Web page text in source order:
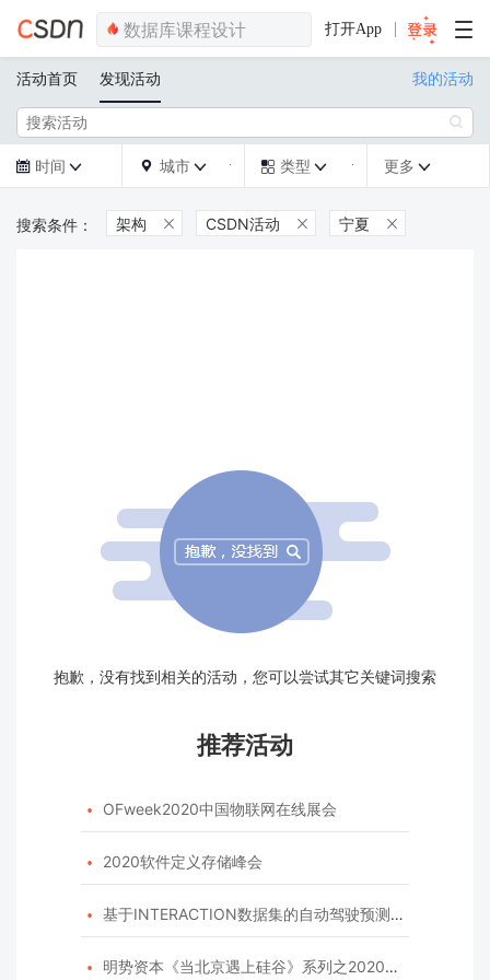
打开App
活动首页 发现活动 我的活动

 时间   城市   类型  更多 
架构  CSDN活动  宁夏 
抱歉，没有找到相关的活动，您可以尝试其它关键词搜索
推荐活动
 OFweek2020中国物联网在线展会
 2020软件定义存储峰会
 基于INTERACTION数据集的自动驾驶预测模型挑战赛
 明势资本《当北京遇上硅谷》系列之2020年度开源峰会